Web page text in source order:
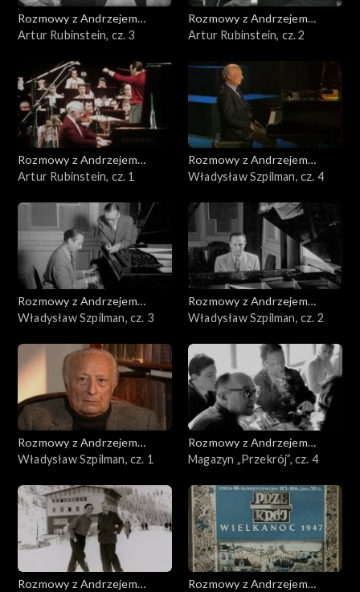
Rozmowy z Andrzejem
Doboszem
Artur Rubinstein, cz. 3
Rozmowy z Andrzejem
Doboszem
Artur Rubinstein, cz. 2
Rozmowy z Andrzejem
Doboszem
Artur Rubinstein, cz. 1
Rozmowy z Andrzejem
Doboszem
Władysław Szpilman, cz. 4
Rozmowy z Andrzejem
Doboszem
Władysław Szpilman, cz. 3
Rozmowy z Andrzejem
Doboszem
Władysław Szpilman, cz. 2
Rozmowy z Andrzejem
Doboszem
Władysław Szpilman, cz. 1
Rozmowy z Andrzejem
Doboszem
Magazyn „Przekrój”, cz. 4
Rozmowy z Andrzejem
Rozmowy z Andrzejem